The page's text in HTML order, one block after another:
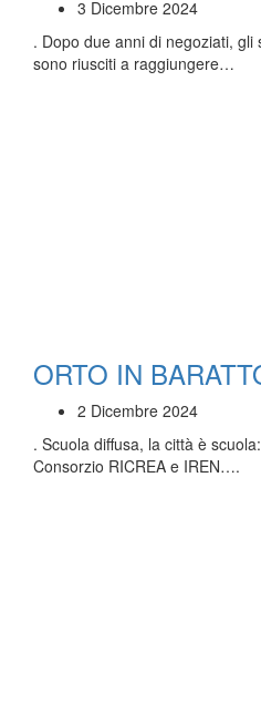
3 Dicembre 2024
. Dopo due anni di negoziati, gli
sono riusciti a raggiungere…
ORTO IN
2 Dicembre 2024
. Scuola diffusa, la città è
Consorzio RICREA e IREN….